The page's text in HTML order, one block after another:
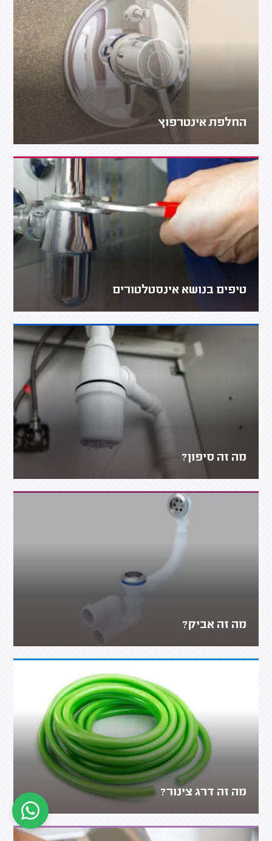
החלפת אינטרפוץ
טיפים בנושא אינסטלטורים
מה זה סיפון?
מה זה אביק?
מה זה דרג צינור?